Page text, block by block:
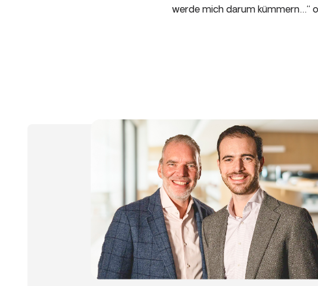
werde mich darum kümmern…“